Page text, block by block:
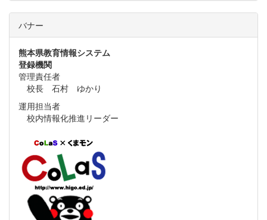
バナー
熊本県教育情報システム
登録機関
管理責任者
校長 石村 ゆかり
運用担当者
校内情報化推進リーダー